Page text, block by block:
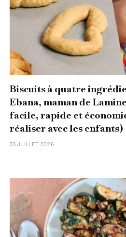
Biscuits à quatre
Ebana, maman de
facile, rapide et
réaliser avec les enfants)
30 JUILLET 2026